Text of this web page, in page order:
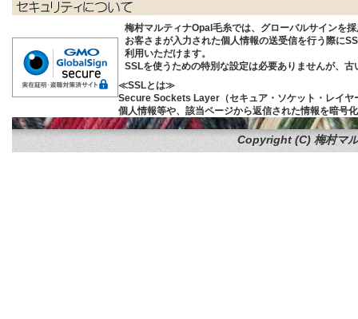
梅村マルティナOpal毛糸では、グローバルサインを
お客さまが入力された個人情報の送受信を行う際に
利用いただけます。
SSLを使うための特別な設定は必要ありませんが、
≪SSLとは≫
Secure Sockets Layer（セキュア・ソケット・レイヤ
個人情報等や、該当ページから返信された情報を暗号
Copyright (C) 梅村マ